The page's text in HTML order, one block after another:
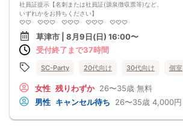
社員証提示【名刺または社員証(源泉徴収票等)など、
いずれかをお持ちください】
♡♡ ♡♡♡ ♡♡♡ ♡♡♡ ♡♡♡
結婚に前向きな方同士のお出会い☆
新しくなったパーティーサロンでのお出会い。
休憩にドリンク・お菓子がでるので、
同世代が集まるのでお話も合うはず！
くつろぎ空間で、
未来の旦那様・奥様との
素敵なお出会いをしませんか(o^^o)？
！！駐車場完備！！
草津市 | 8月9日(日) 16:00〜
受付終了まで37時間
SC-Party 20代向け 30代向け 個室
女性 残りわずか 26〜35歳 無料
男性 キャンセル待ち 26〜35歳 4,000円